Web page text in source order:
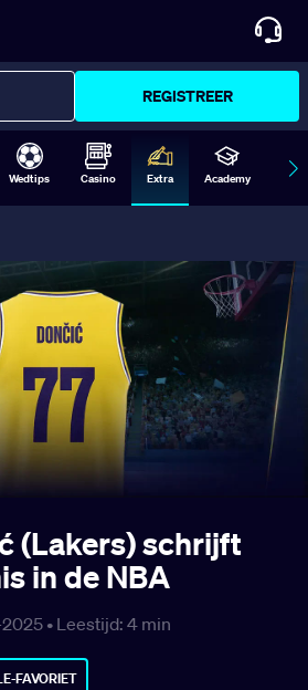
REGISTREER
Wedtips Casino Extra Academy
(Lakers) schrijft
in de NBA
• Leestijd: 4 min
FAVORIET